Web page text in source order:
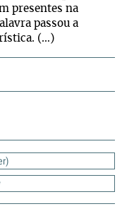
presentes na
passou a
(…)